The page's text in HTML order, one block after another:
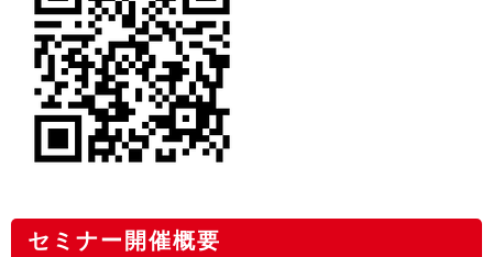
セミナー開催概要